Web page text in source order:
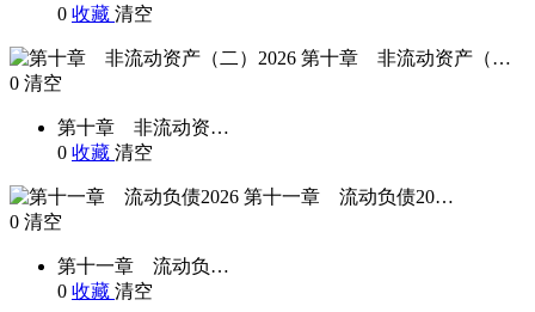
0 收藏 清空
第十章 非流动资产（…
0 清空
第十章 非流动资…
0 收藏 清空
第十一章 流动负债20…
0 清空
第十一章 流动负…
0 收藏 清空